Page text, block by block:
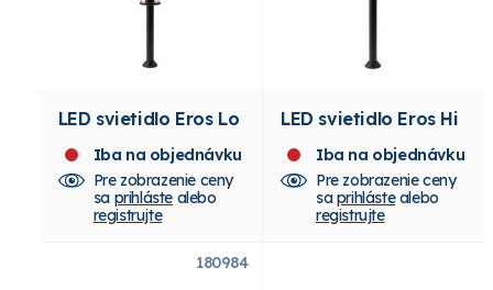
LED svietidlo Eros Lo
Iba na objednávku
Pre zobrazenie ceny
sa prihlástealebo
registrujte
LED svietidlo Eros Hi
Iba na objednávku
Pre zobrazenie ceny
saprihlástealebo
registrujte
180984